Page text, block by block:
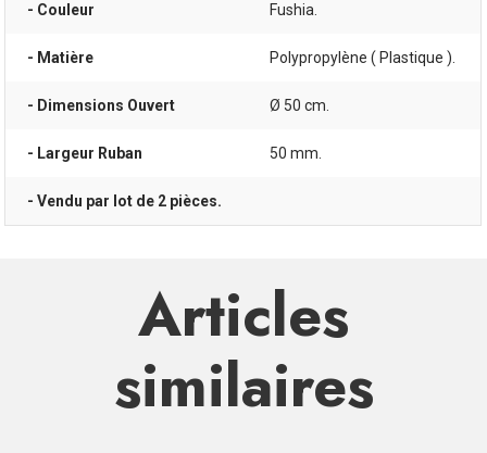
- Couleur Fushia.
- Matière Polypropylène ( Plastique ).
- Dimensions Ouvert Ø 50 cm.
- Largeur Ruban 50 mm.
- Vendu par lot de 2 pièces.
Articles
similaires